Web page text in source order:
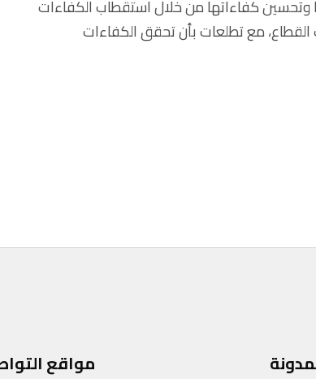
وتحسين كفاءاتها من خلال استقطاب الكفاءات
مع تطلعات بأن تحقق الكفاءات
مواقع